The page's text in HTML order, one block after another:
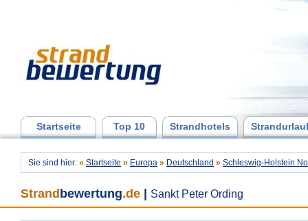
Startseite Top 10 Strandhotels
Sie sind hier: » Startseite » Europa » Deutschland » Schleswig-Holstein
Strand bewertung.de Sankt Peter Ording